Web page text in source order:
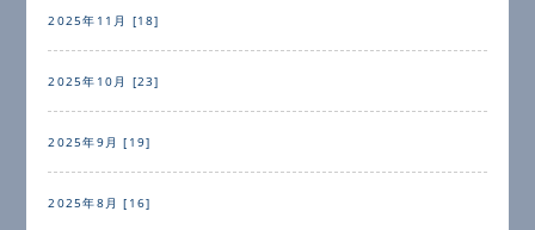
2025年11月 [18]
2025年10月 [23]
2025年9月 [19]
2025年8月 [16]